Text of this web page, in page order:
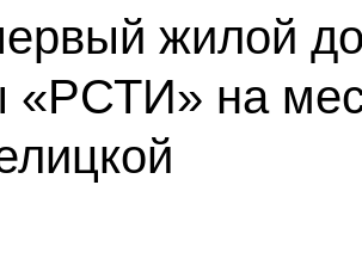
жилой
«РСТИ» на